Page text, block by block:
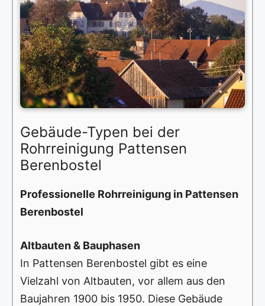
Gebäude-Typen bei der
Rohrreinigung Pattensen
Berenbostel
Professionelle Rohrreinigung in Pattensen
Berenbostel
Altbauten & Bauphasen
In Pattensen Berenbostel gibt es eine
Vielzahl von Altbauten, vor allem aus den
Baujahren 1900 bis 1950. Diese Gebäude